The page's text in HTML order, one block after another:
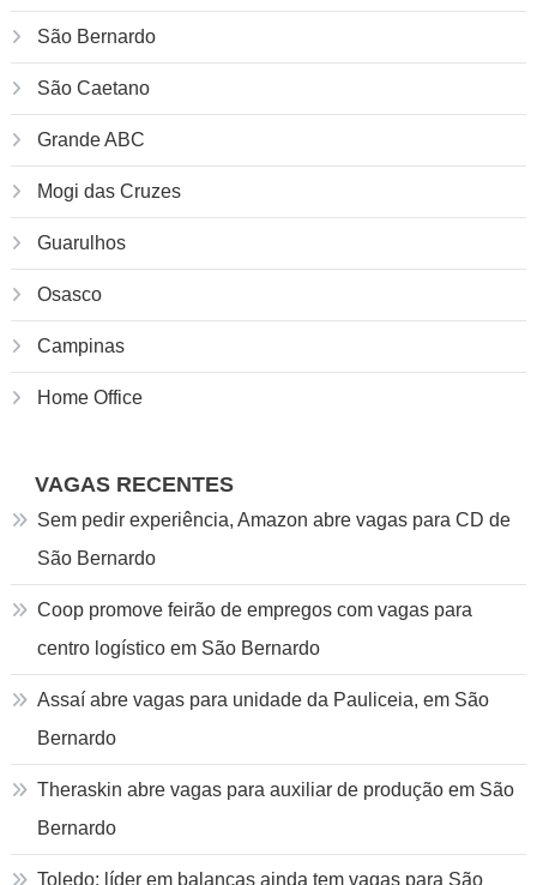
São Bernardo
São Caetano
Grande ABC
Mogi das Cruzes
Guarulhos
Osasco
Campinas
Home Office
VAGAS RECENTES
Sem pedir experiência, Amazon abre vagas para CD de
São Bernardo
Coop promove feirão de empregos com vagas para
centro logístico em São Bernardo
Assaí abre vagas para unidade da Pauliceia, em São
Bernardo
Theraskin abre vagas para auxiliar de produção em São
Bernardo
Toledo: líder em balanças ainda tem vagas para São